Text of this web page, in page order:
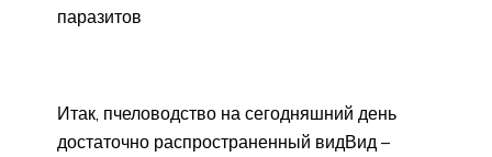
паразитов
Итак, пчеловодство на сегодняшний день
достаточно распространенный видВид –